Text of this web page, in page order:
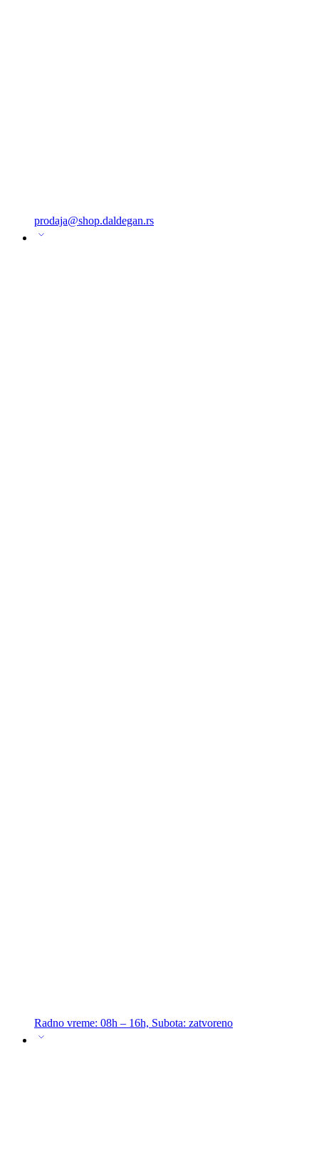
prodaja@shop.daldegan.rs
Radno vreme: 08h – 16h, Subota: zatvoreno